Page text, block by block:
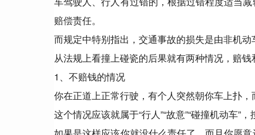
赔偿责任。
而规定中特别指出，交通事故的损失是由非机
从法规上看撞上碰瓷的后果就有两种情况，赔
1、不赔钱的情况
你在正道上正常行驶，有个人突然朝你车上扑，
这个情况应该就属于“行人”“故意”“碰撞机动车”